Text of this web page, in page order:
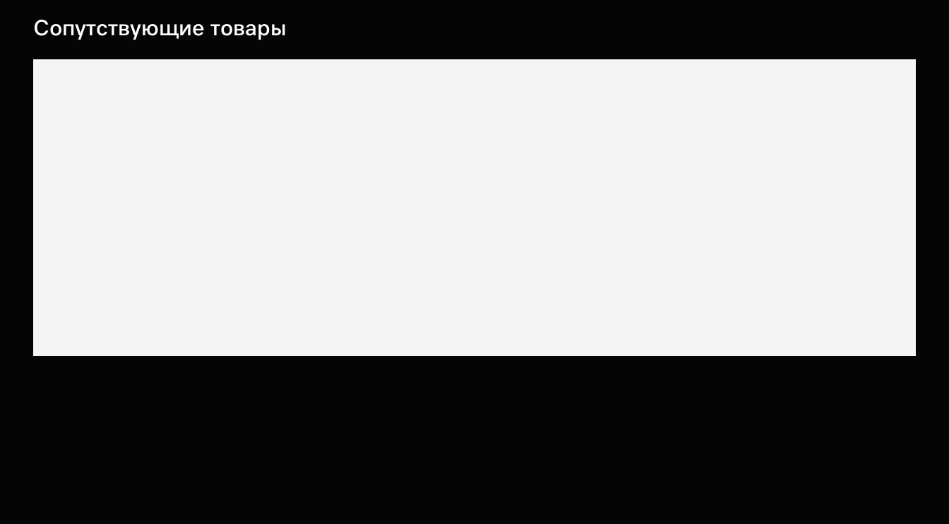
Сопутствующие товары